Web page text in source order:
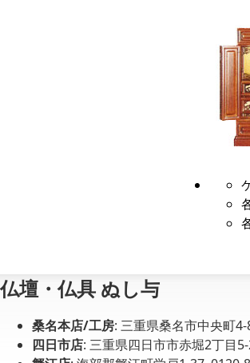
仏壇・仏具 ぬし与
桑名本店/工房: 三重県桑名市中央町
四日市店: 三重県四日市市赤堀2丁目